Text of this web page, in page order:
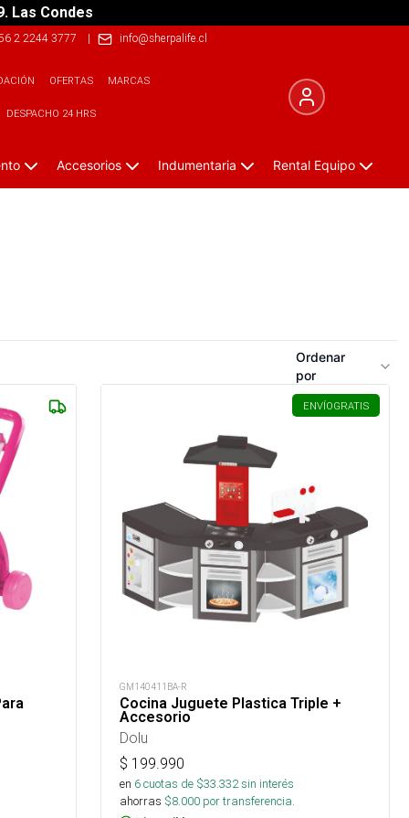
Las Condes
2 2244 3777 | info@sherpalife.cl
OFERTAS MARCAS
DESPACHO 24 HRS
Accesorios Indumentaria Rental Equipo
Ordenar
por
ENVÍOGRATIS
GM140411BA-R
Cocina Juguete Plastica Triple +
Accesorio
Dolu
$ 199.990
en 6cuotas de $33.332sin interés
ahorras $8.000 por transferencia.